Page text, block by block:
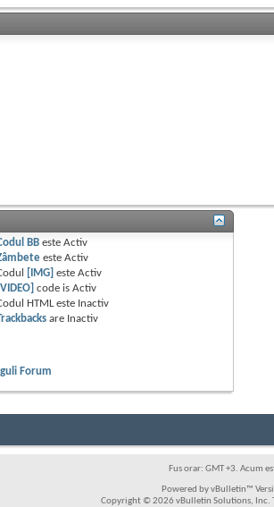
BB esteActiv
esteActiv
[IMG] esteActiv
[VIDEO] code isActiv
HTML este Inactiv
are Inactiv
Forum
Fus orar: GMT +3. Acum
Powered by vBulletin™
Copyright © 2026 vBulletin Solutions, Inc.